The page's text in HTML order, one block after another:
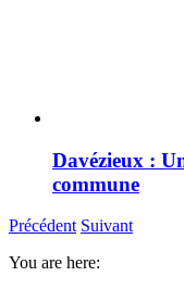
Davézieux :
commune
Précédent Suivant
You are here: